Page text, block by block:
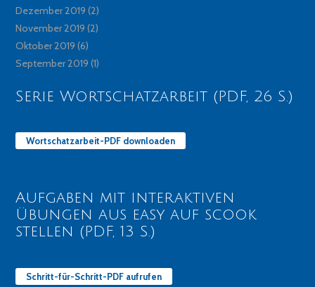
Dezember 2019 (2)
November 2019 (2)
Oktober 2019 (6)
September 2019 (1)
Serie Wortschatzarbeit (PDF, 26 S.)
Wortschatzarbeit-PDF downloaden
Aufgaben mit interaktiven
Übungen aus easy auf scook
stellen (PDF, 13 S.)
Schritt-für-Schritt-PDF aufrufen